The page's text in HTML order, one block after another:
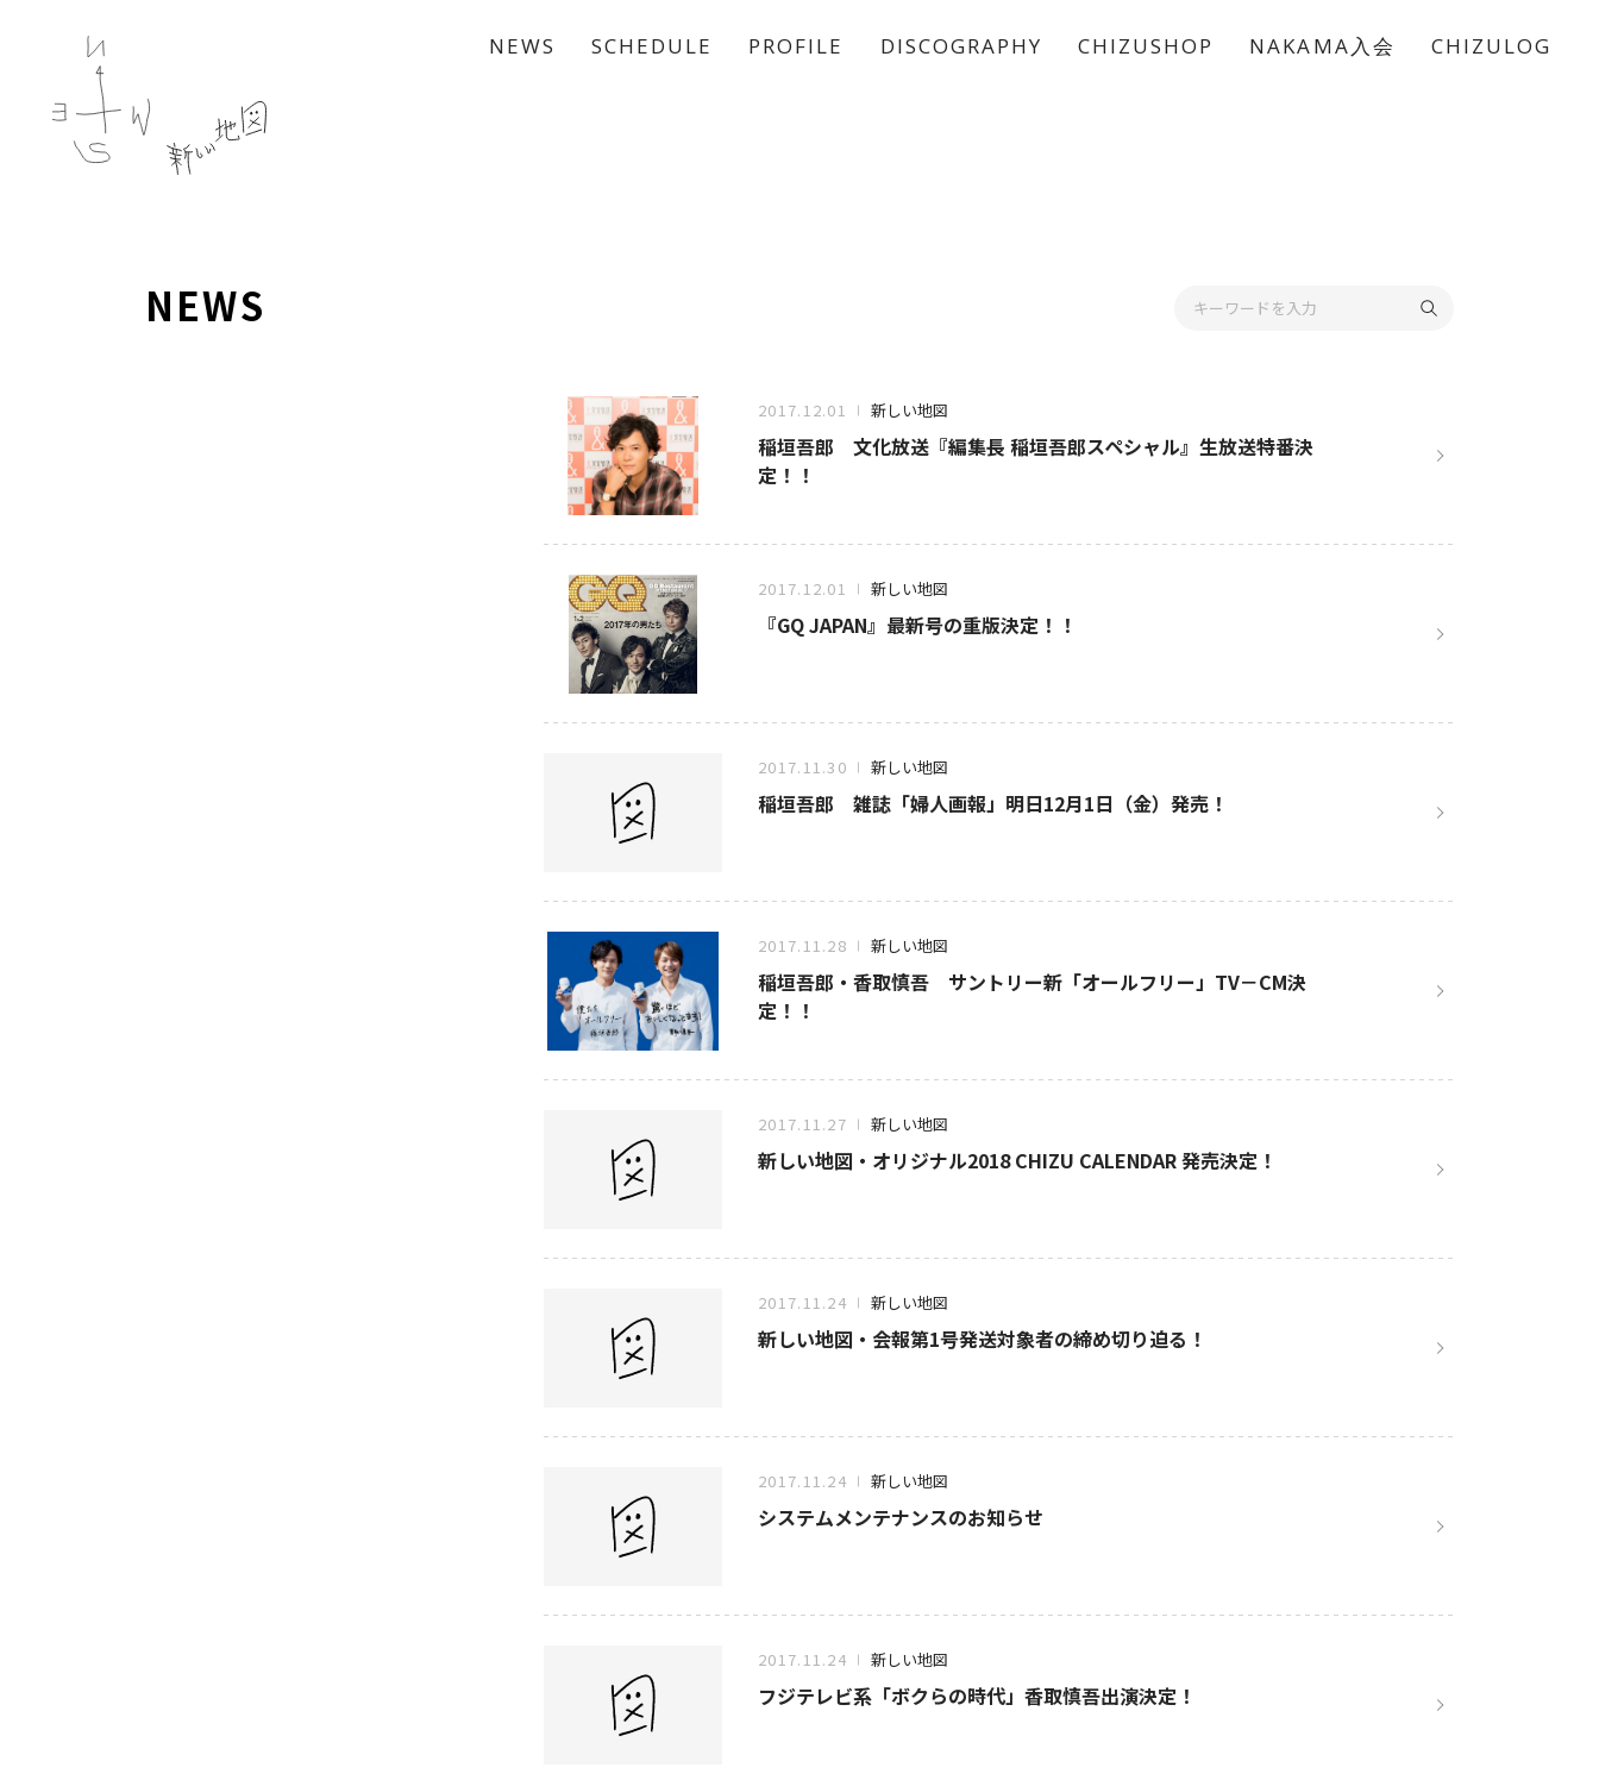
NEWS SCHEDULE PROFILE DISCOGRAPHY CHIZUSHOP NAKAMA入会 CHIZULOG
NEWS
2017.12.01 新しい地図
稲垣吾郎 文化放送『編集長 稲垣吾郎スペシャル』生放送特番決
定！！
2017.12.01 新しい地図
『GQ JAPAN』最新号の重版決定！！
2017.11.30 新しい地図
稲垣吾郎 雑誌「婦人画報」明日12月1日（金）発売！
2017.11.28 新しい地図
稲垣吾郎・香取慎吾 サントリー新「オールフリー」TV－CM決
定！！
2017.11.27 新しい地図
新しい地図・オリジナル2018 CHIZU CALENDAR 発売決定！
2017.11.24 新しい地図
新しい地図・会報第1号発送対象者の締め切り迫る！
2017.11.24 新しい地図
システムメンテナンスのお知らせ
2017.11.24 新しい地図
フジテレビ系「ボクらの時代」香取慎吾出演決定！